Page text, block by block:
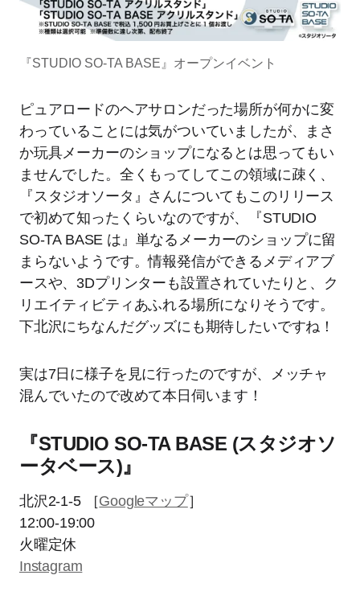
『STUDIO SO-TA BASE』オープンイベント
ピュアロードのヘアサロンだった場所が何かに変
わっていることには気がついていましたが、まさ
か玩具メーカーのショップになるとは思ってもい
ませんでした。全くもってしてこの領域に疎く、
『スタジオソータ』さんについてもこのリリース
で初めて知ったくらいなのですが、『STUDIO
SO-TA BASE は』単なるメーカーのショップに留
まらないようです。情報発信ができるメディアブ
ースや、3Dプリンターも設置されていたりと、ク
リエイティビティあふれる場所になりそうです。
下北沢にちなんだグッズにも期待したいですね！
実は7日に様子を見に行ったのですが、メッチャ
混んでいたので改めて本日伺います！
『STUDIO SO-TA BASE (スタジオソ
ータベース)』
北沢2-1-5 ［Googleマップ］
12:00-19:00
火曜定休
Instagram